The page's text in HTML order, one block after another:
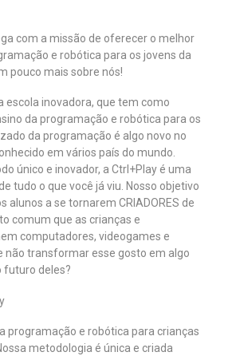
com a missão de oferecer o melhor
e robótica para os jovens da
pouco mais sobre nós!
escola inovadora, que tem como
da programação e robótica para os
da programação é algo novo no
em vários país do mundo.
único e inovador, a Ctrl+Play é uma
tudo o que você já viu. Nosso objetivo
alunos a se tornarem CRIADORES de
comum que as crianças e
computadores, videogames e
não transformar esse gosto em algo
futuro deles?
programação e robótica para crianças
metodologia é única e criada